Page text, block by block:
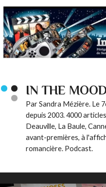
IN THE
Par Sandra Mézière. Le
depuis 2003. 4000
Deauville, La Baule,
avant-premières, à
romancière. Podcast.